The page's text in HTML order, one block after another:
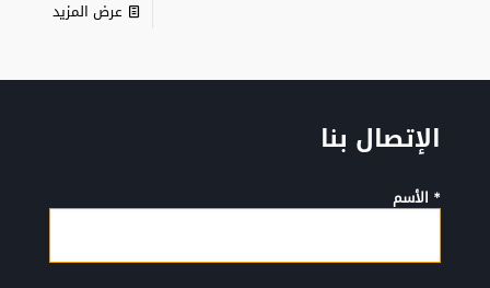
عرض المزيد
الإتصال بنا
* الأسم